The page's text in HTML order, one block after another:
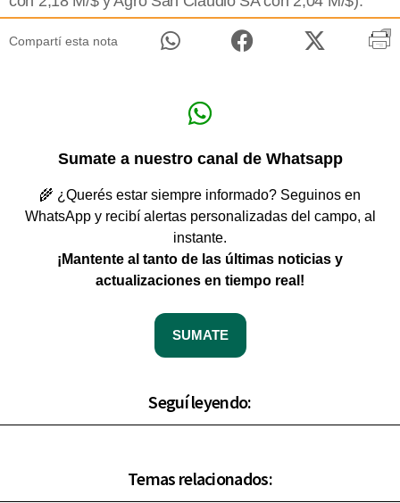
Compartí esta nota
Sumate a nuestro canal de Whatsapp
🌾 ¿Querés estar siempre informado? Seguinos en
WhatsApp y recibí alertas personalizadas del campo, al
instante.
¡Mantente al tanto de las últimas noticias y
actualizaciones en tiempo real!
SUMATE
Seguí leyendo:
Temas relacionados: